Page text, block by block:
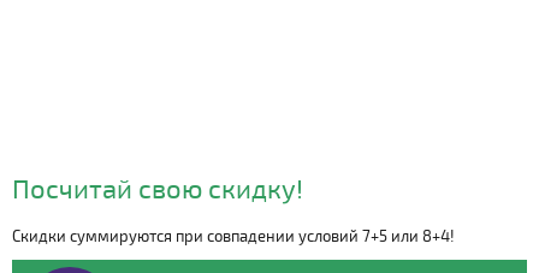
Видео о компании
Посчитай свою скидку!
Скидки суммируются при совпадении условий 7+5 или 8+4!